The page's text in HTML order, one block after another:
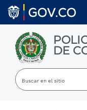
Skip to main content
DE